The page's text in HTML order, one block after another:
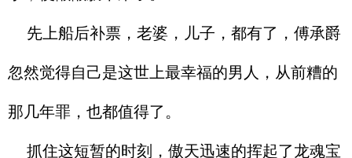
先上船后补票，老婆，儿子，都有了，傅承爵
忽然觉得自己是这世上最幸福的男人，从前糟的
那几年罪，也都值得了。
抓住这短暂的时刻，傲天迅速的挥起了龙魂宝